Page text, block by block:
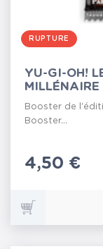
RUPTURE
YU-GI-OH!
MILLÉNAIRE
Booster de
Booster...
Prix
4,50 €